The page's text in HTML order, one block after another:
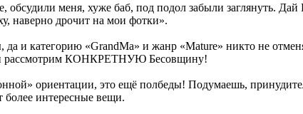
обсудили меня, хуже баб, под подол забыли заглянуть.
наверно дрочит на мои фотки».
и категорию «GrandMa» и жанр «Mature» никто не
рассмотрим КОНКРЕТНУЮ Бесовщину!
ориентации, это ещё полбеды! Подумаешь,
более интересные вещи.